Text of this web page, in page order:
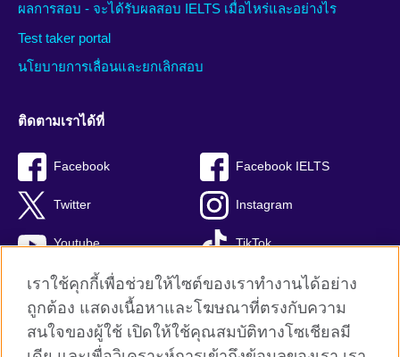
ผลการสอบ - จะได้รับผลสอบ IELTS เมื่อไหร่และอย่างไร
Test taker portal
นโยบายการเลื่อนและยกเลิกสอบ
ติดตามเราได้ที่
Facebook Facebook IELTS
Twitter Instagram
Youtube TikTok
British Council global
เราใช้คุกกี้เพื่อช่วยให้ไซต์ของเราทำงานได้อย่าง
ถูกต้อง แสดงเนื้อหาและโฆษณาที่ตรงกับความ
สนใจของผู้ใช้ เปิดให้ใช้คุณสมบัติทางโซเชียลมี